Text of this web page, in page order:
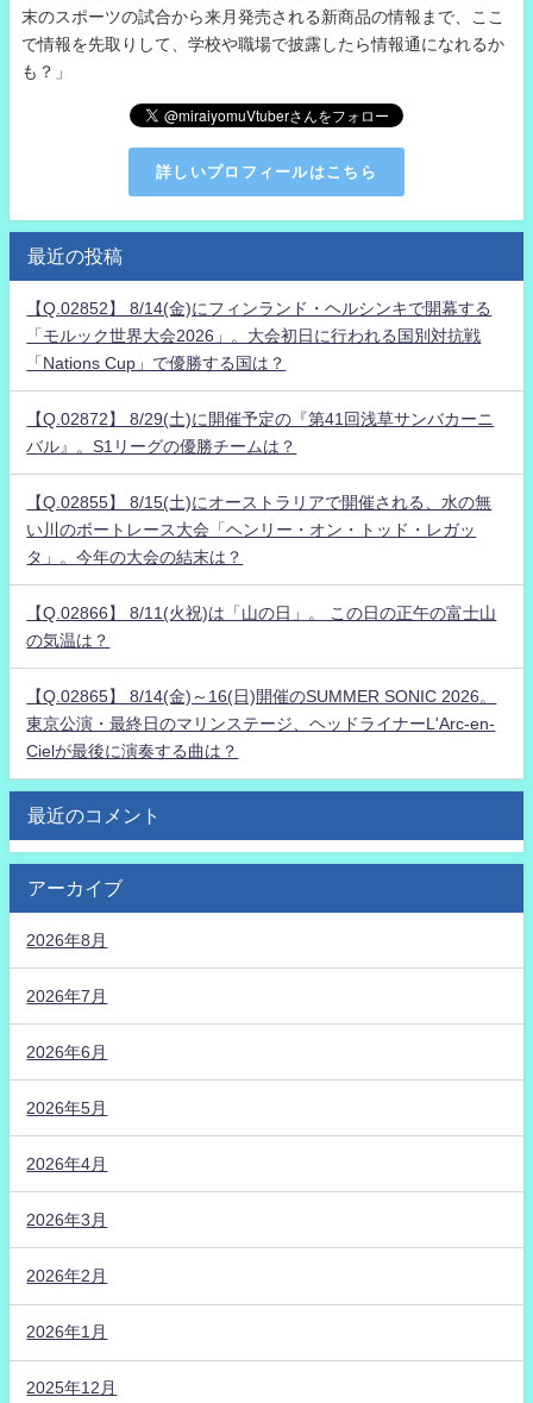
末のスポーツの試合から来月発売される新商品の情報まで、ここ
で情報を先取りして、学校や職場で披露したら情報通になれるか
も？」
詳しいプロフィールはこちら
最近の投稿
【Q.02852】 8/14(金)にフィンランド・ヘルシンキで開幕する
「モルック世界大会2026」。大会初日に行われる国別対抗戦
「Nations Cup」で優勝する国は？
【Q.02872】 8/29(土)に開催予定の『第41回浅草サンバカーニ
バル』。S1リーグの優勝チームは？
【Q.02855】 8/15(土)にオーストラリアで開催される、水の無
い川のボートレース大会「ヘンリー・オン・トッド・レガッ
タ」。今年の大会の結末は？
【Q.02866】 8/11(火祝)は「山の日」。 この日の正午の富士山
の気温は？
【Q.02865】 8/14(金)～16(日)開催のSUMMER SONIC 2026。
東京公演・最終日のマリンステージ、ヘッドライナーL'Arc-en-
Cielが最後に演奏する曲は？
最近のコメント
アーカイブ
2026年8月
2026年7月
2026年6月
2026年5月
2026年4月
2026年3月
2026年2月
2026年1月
2025年12月